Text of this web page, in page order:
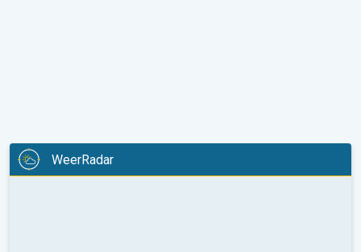
WeerRadar